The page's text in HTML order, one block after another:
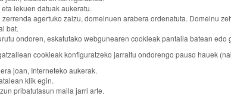
lekuen datuak aukeratu.
agertuko zaizu, domeinuen arabera ordenatuta. Domeinu
bat.
ondoren, eskatutako webgunearen cookieak pantaila batean
cookieak konfiguratzeko jarraitu ondorengo pauso hauek
joan, Interneteko aukerak.
klik egin.
pribatutasun maila jarri arte.